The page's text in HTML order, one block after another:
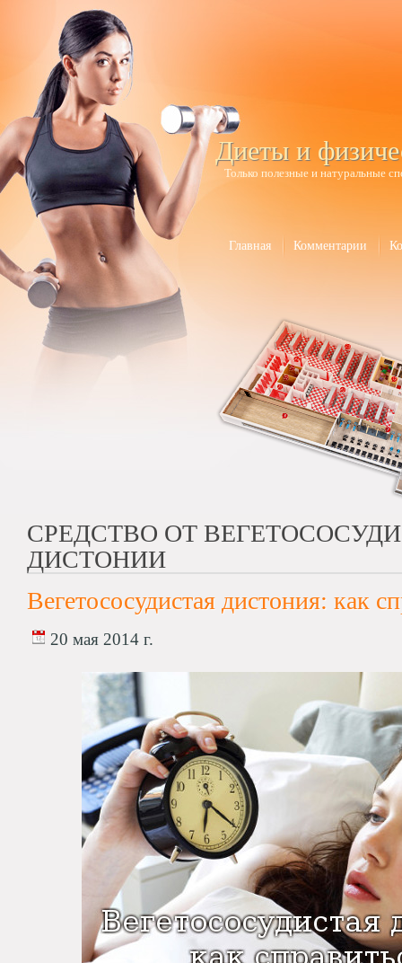
Диеты и
Только полезные и натуральные
Главная Комментарии
СРЕДСТВО ОТ
ДИСТОНИИ
Вегетососудистая дистония: как
20 мая 2014 г.